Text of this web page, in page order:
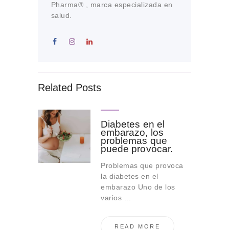
Pharma® , marca especializada en
salud.
Related Posts
Diabetes en el
embarazo, los
problemas que
puede provocar.
Problemas que provoca
la diabetes en el
embarazo Uno de los
varios ...
READ MORE